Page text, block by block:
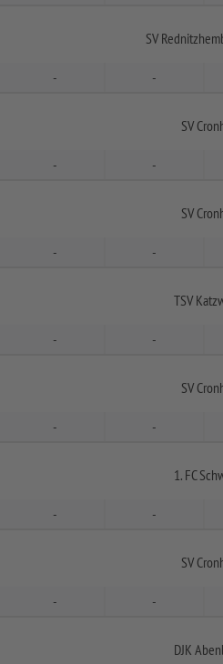
SV
- -
SV
- -
SV
- -
TSV
- -
SV
- -
1. FC
- -
SV
- -
DJK